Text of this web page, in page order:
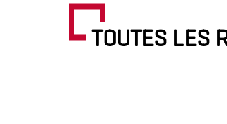
TOUTES LES